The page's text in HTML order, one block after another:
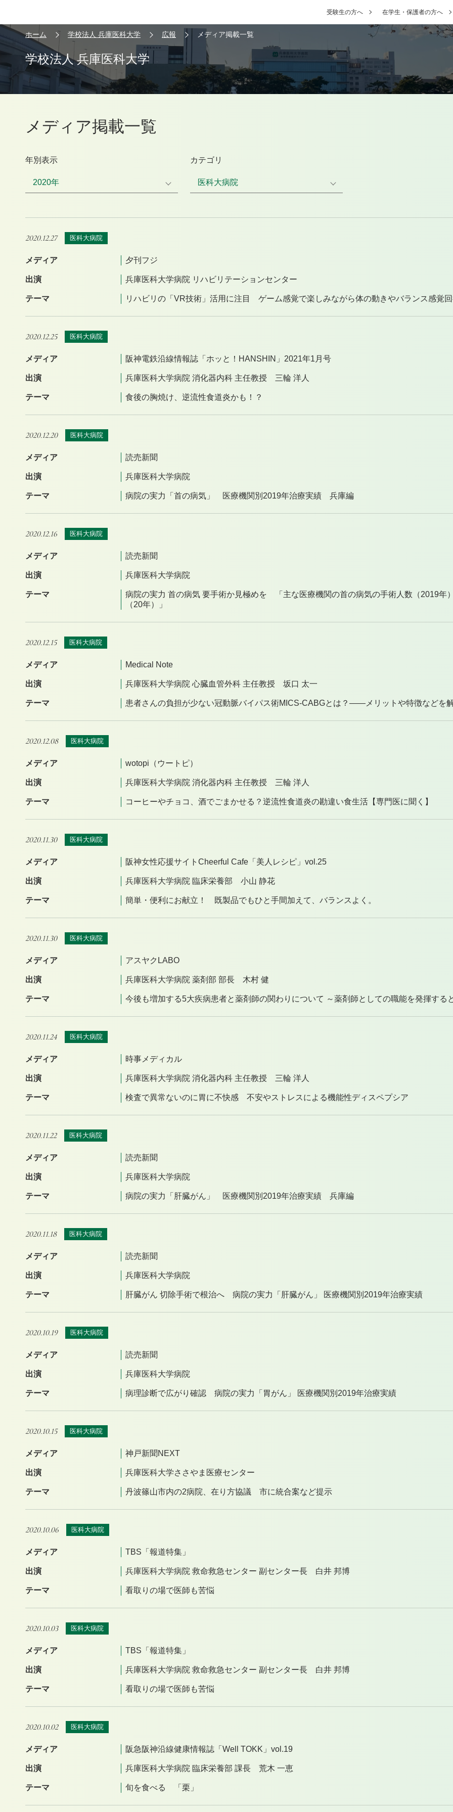
受験生の方へ 在学生・保護者の方へ
ホーム 学校法人 兵庫医科大学 広報 メディア掲載一覧
学校法人 兵庫医科大学
メディア掲載一覧
年別表示 カテゴリ
2020.12.27 医科大病院
メディア 夕刊フジ
出演 兵庫医科大学病院 リハビリテーションセンター
テーマ リハビリの「VR技術」活用に注目 ゲーム感覚で楽しみながら体の動きやバランス感覚
2020.12.25 医科大病院
メディア 阪神電鉄沿線情報誌「ホッと！HANSHIN」2021年1月号
出演 兵庫医科大学病院 消化器内科 主任教授 三輪 洋人
テーマ 食後の胸焼け、逆流性食道炎かも！？
2020.12.20 医科大病院
メディア 読売新聞
出演 兵庫医科大学病院
テーマ 病院の実力「首の病気」 医療機関別2019年治療実績 兵庫編
2020.12.16 医科大病院
メディア 読売新聞
出演 兵庫医科大学病院
テーマ
病院の実力 首の病気 要手術か見極めを 「主な医療機関の首の病気の手術人数（2019年
（20年）」
2020.12.15 医科大病院
メディア Medical Note
出演 兵庫医科大学病院 心臓血管外科 主任教授 坂口 太一
テーマ 患者さんの負担が少ない冠動脈バイパス術MICS-CABGとは？——メリットや特徴などを
2020.12.08 医科大病院
メディア wotopi（ウートピ）
出演 兵庫医科大学病院 消化器内科 主任教授 三輪 洋人
テーマ コーヒーやチョコ、酒でごまかせる？逆流性食道炎の勘違い食生活【専門医に聞く】
2020.11.30 医科大病院
メディア 阪神女性応援サイトCheerful Cafe「美人レシピ」vol.25
出演 兵庫医科大学病院 臨床栄養部 小山 静花
テーマ 簡単・便利にお献立！ 既製品でもひと手間加えて、バランスよく。
2020.11.30 医科大病院
メディア アスヤクLABO
出演 兵庫医科大学病院 薬剤部 部長 木村 健
テーマ 今後も増加する5大疾病患者と薬剤師の関わりについて ～薬剤師としての職能を発揮する
2020.11.24 医科大病院
メディア 時事メディカル
出演 兵庫医科大学病院 消化器内科 主任教授 三輪 洋人
テーマ 検査で異常ないのに胃に不快感 不安やストレスによる機能性ディスペプシア
2020.11.22 医科大病院
メディア 読売新聞
出演 兵庫医科大学病院
テーマ 病院の実力「肝臓がん」 医療機関別2019年治療実績 兵庫編
2020.11.18 医科大病院
メディア 読売新聞
出演 兵庫医科大学病院
テーマ 肝臓がん 切除手術で根治へ 病院の実力「肝臓がん」 医療機関別2019年治療実績
2020.10.19 医科大病院
メディア 読売新聞
出演 兵庫医科大学病院
テーマ 病理診断で広がり確認 病院の実力「胃がん」 医療機関別2019年治療実績
2020.10.15 医科大病院
メディア 神戸新聞NEXT
出演 兵庫医科大学ささやま医療センター
テーマ 丹波篠山市内の2病院、在り方協議 市に統合案など提示
2020.10.06 医科大病院
メディア TBS「報道特集」
出演 兵庫医科大学病院 救命救急センター 副センター長 白井 邦博
テーマ 看取りの場で医師も苦悩
2020.10.03 医科大病院
メディア TBS「報道特集」
出演 兵庫医科大学病院 救命救急センター 副センター長 白井 邦博
テーマ 看取りの場で医師も苦悩
2020.10.02 医科大病院
メディア 阪急阪神沿線健康情報誌「Well TOKK」vol.19
出演 兵庫医科大学病院 臨床栄養部 課長 荒木 一恵
テーマ 旬を食べる 「栗」